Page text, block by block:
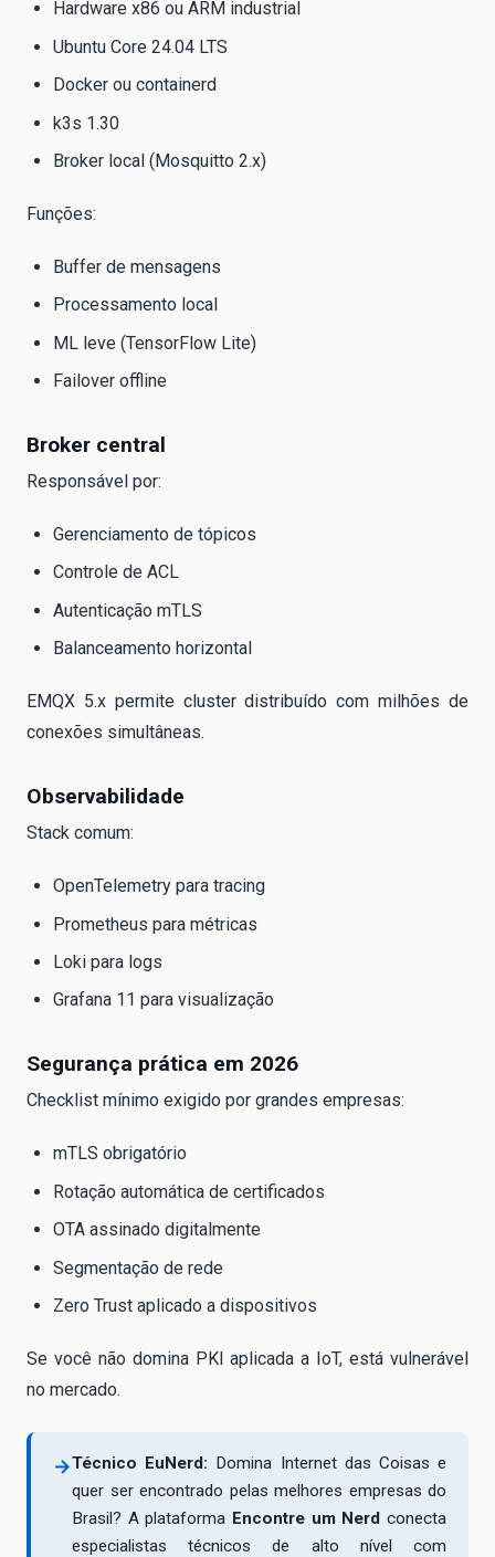
Hardware x86 ou ARM industrial
Ubuntu Core 24.04 LTS
Docker ou containerd
k3s 1.30
Broker local (Mosquitto 2.x)
Funções:
Buffer de mensagens
Processamento local
ML leve (TensorFlow Lite)
Failover offline
Broker central
Responsável por:
Gerenciamento de tópicos
Controle de ACL
Autenticação mTLS
Balanceamento horizontal
EMQX 5.x permite cluster distribuído com milhões de
conexões simultâneas.
Observabilidade
Stack comum:
OpenTelemetry para tracing
Prometheus para métricas
Loki para logs
Grafana 11 para visualização
Segurança prática em 2026
Checklist mínimo exigido por grandes empresas:
mTLS obrigatório
Rotação automática de certificados
OTA assinado digitalmente
Segmentação de rede
Zero Trust aplicado a dispositivos
Se você não domina PKI aplicada a IoT, está vulnerável
no mercado.
→Técnico EuNerd: Domina Internet das Coisas e
quer ser encontrado pelas melhores empresas do
Brasil? A plataforma Encontre um Nerd conecta
especialistas técnicos de alto nível com